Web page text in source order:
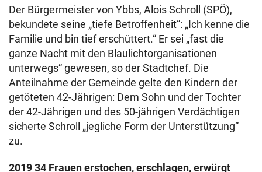
Der Bürgermeister von Ybbs, Alois Schroll (SPÖ),
bekundete seine „tiefe Betroffenheit“: „Ich kenne die
Familie und bin tief erschüttert.“ Er sei „fast die
ganze Nacht mit den Blaulichtorganisationen
unterwegs“ gewesen, so der Stadtchef. Die
Anteilnahme der Gemeinde gelte den Kindern der
getöteten 42-Jährigen: Dem Sohn und der Tochter
der 42-Jährigen und des 50-jährigen Verdächtigen
sicherte Schroll „jegliche Form der Unterstützung“
zu.
2019 34 Frauen erstochen, erschlagen, erwürgt